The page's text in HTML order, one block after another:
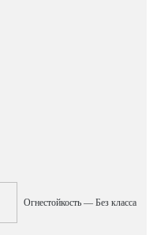
Огнестойкость — Без класса